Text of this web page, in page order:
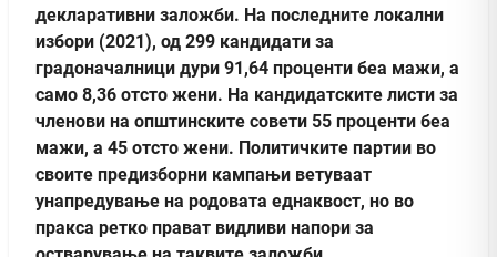
декларативни заложби. На последните локални
избори (2021), од 299 кандидати за
градоначалници дури 91,64 проценти беа мажи, а
само 8,36 отсто жени. На кандидатските листи за
членови на општинските совети 55 проценти беа
мажи, а 45 отсто жени. Политичките партии во
своите предизборни кампањи ветуваат
унапредување на родовата еднаквост, но во
пракса ретко прават видливи напори за